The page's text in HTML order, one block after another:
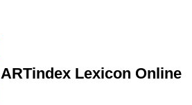
ARTindex Lexicon Online